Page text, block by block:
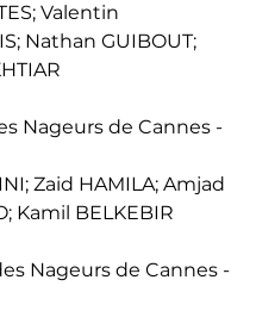
Valentin
Nathan GUIBOUT;
Nageurs de Cannes -
Zaid HAMILA; Amjad
Kamil BELKEBIR
Nageurs de Cannes -